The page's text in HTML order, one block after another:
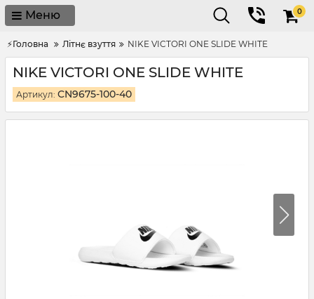
Меню 0
⚡Головна Літнє взуття NIKE VICTORI ONE SLIDE WHITE
NIKE VICTORI ONE SLIDE WHITE
Артикул: CN9675-100-40